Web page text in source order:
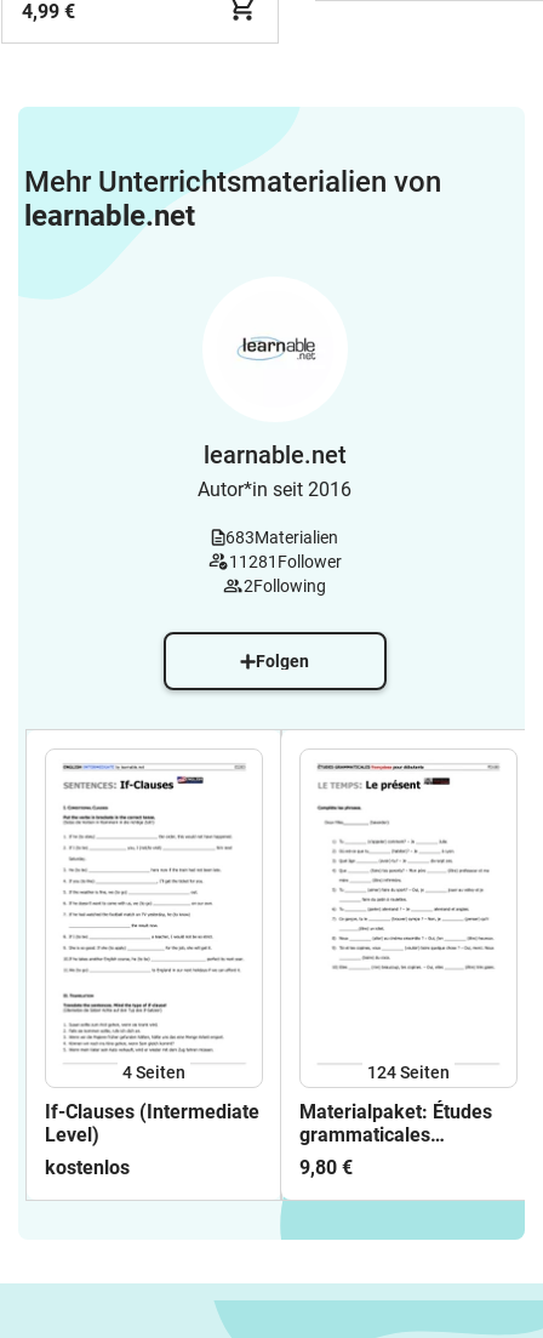
4,99 €
Mehr Unterrichtsmaterialien von
learnable.net
learnable.net
Autor*in seit 2016
683Materialien
11281 Follower
2Following
Folgen
4Seiten
If-Clauses (Intermediate
Level)
kostenlos
124Seiten
Materialpaket: Études
grammaticales
françaises pour
débutants
9,80 €